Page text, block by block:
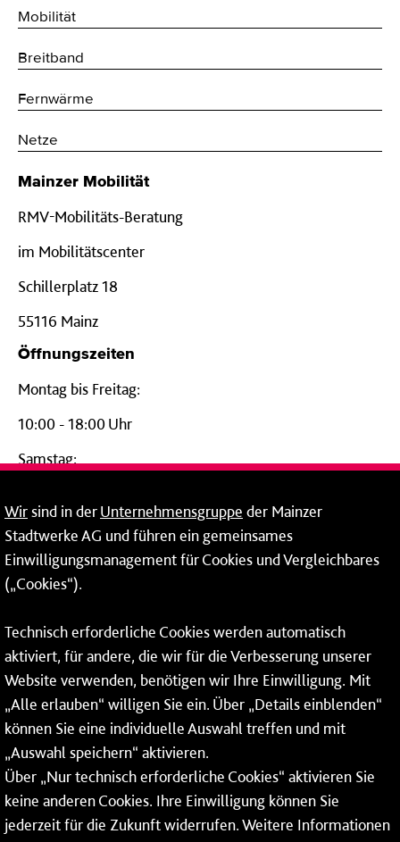
Mobilität
Breitband
Fernwärme
Netze
Mainzer Mobilität
RMV-Mobilitäts-Beratung
im Mobilitätscenter
Schillerplatz 18
55116 Mainz
Öffnungszeiten
Montag bis Freitag:
10:00 - 18:00 Uhr
Samstag:
24-Stunden-Telefon*
06131 – 12 77 77
Fax: 06131 – 12 66 66
* Montags bis freitags bis 7 und ab 18 Uhr sowie an
Wochenenden und Feiertagen ganztags werden Ihre
Anrufe je nach Themenauswahl an ein Callcenter des
RMV oder von nextbike weitergeleitet. Dort erhalten Sie
ausschließlich Auskünfte zum Fahrplan bzw. zu
meinRad.
Wirsind in derUnternehmensgruppe der Mainzer
Stadtwerke AG und führen ein gemeinsames
Einwilligungsmanagement für Cookies und Vergleichbares
(„Cookies“).
Technisch erforderliche Cookies werden automatisch
aktiviert, für andere, die wir für die Verbesserung unserer
Website verwenden, benötigen wir Ihre Einwilligung. Mit
„Alle erlauben“ willigen Sie ein. Über „Details einblenden“
können Sie eine individuelle Auswahl treffen und mit
„Auswahl speichern“ aktivieren.
Über „Nur technisch erforderliche Cookies“ aktivieren Sie
keine anderen Cookies. Ihre Einwilligung können Sie
jederzeit für die Zukunft widerrufen. Weitere Informationen